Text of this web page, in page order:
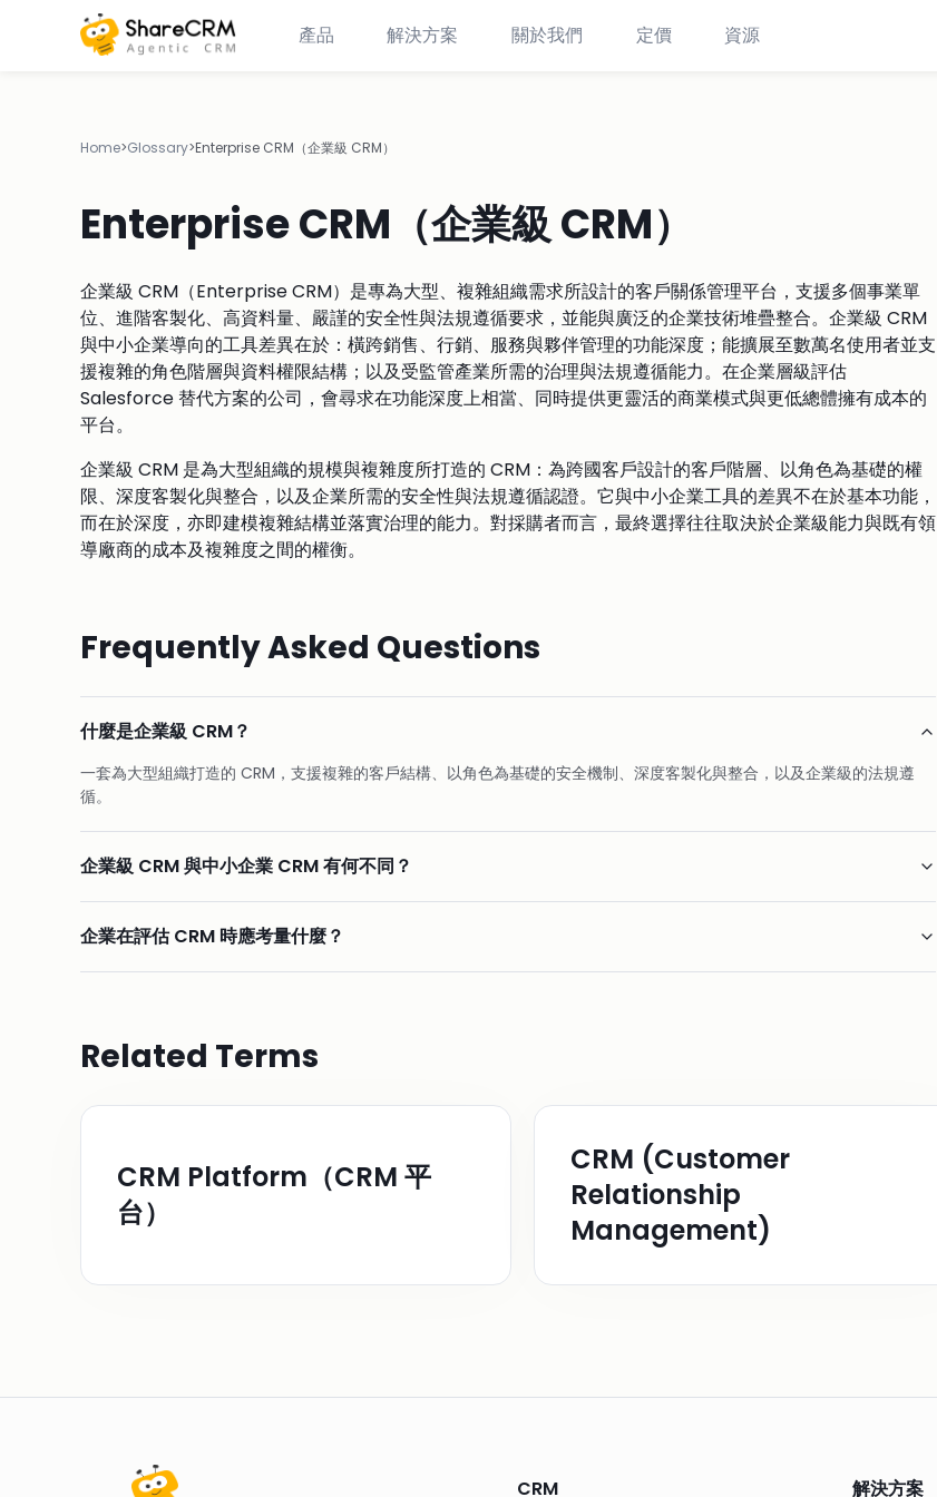
產品 解決方案 關於我們 定價 資源
Home>Glossary>Enterprise CRM（企業級 CRM）
Enterprise CRM（企業級 CRM）
企業級 CRM（Enterprise CRM）是專為大型、複雜組織需求所設計的客戶關係管理平台，支援多個事業單
位、進階客製化、高資料量、嚴謹的安全性與法規遵循要求，並能與廣泛的企業技術堆疊整合。企業級 CRM
與中小企業導向的工具差異在於：橫跨銷售、行銷、服務與夥伴管理的功能深度；能擴展至數萬名使用者並支
援複雜的角色階層與資料權限結構；以及受監管產業所需的治理與法規遵循能力。在企業層級評估
Salesforce 替代方案的公司，會尋求在功能深度上相當、同時提供更靈活的商業模式與更低總體擁有成本的
平台。
企業級 CRM 是為大型組織的規模與複雜度所打造的 CRM：為跨國客戶設計的客戶階層、以角色為基礎的權
限、深度客製化與整合，以及企業所需的安全性與法規遵循認證。它與中小企業工具的差異不在於基本功能，
而在於深度，亦即建模複雜結構並落實治理的能力。對採購者而言，最終選擇往往取決於企業級能力與既有領
導廠商的成本及複雜度之間的權衡。
Frequently Asked Questions
什麼是企業級 CRM？
一套為大型組織打造的 CRM，支援複雜的客戶結構、以角色為基礎的安全機制、深度客製化與整合，以及企業級的法規遵
循。
企業級 CRM 與中小企業 CRM 有何不同？
企業在評估 CRM 時應考量什麼？
Related Terms
CRM Platform（CRM 平
台）
CRM (Customer
Relationship
Management)
CRM 解決方案